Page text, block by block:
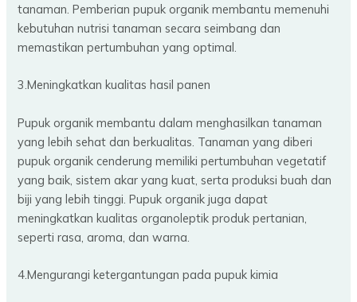
tanaman. Pemberian pupuk organik membantu memenuhi
kebutuhan nutrisi tanaman secara seimbang dan
memastikan pertumbuhan yang optimal.
3.Meningkatkan kualitas hasil panen
Pupuk organik membantu dalam menghasilkan tanaman
yang lebih sehat dan berkualitas. Tanaman yang diberi
pupuk organik cenderung memiliki pertumbuhan vegetatif
yang baik, sistem akar yang kuat, serta produksi buah dan
biji yang lebih tinggi. Pupuk organik juga dapat
meningkatkan kualitas organoleptik produk pertanian,
seperti rasa, aroma, dan warna.
4.Mengurangi ketergantungan pada pupuk kimia